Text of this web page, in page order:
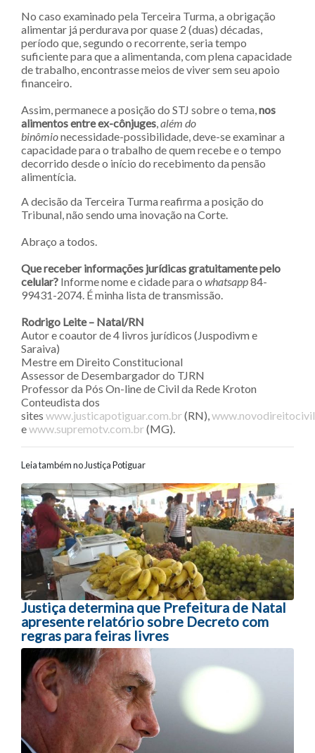
No caso examinado pela Terceira Turma, a obrigação
alimentar já perdurava por quase 2 (duas) décadas,
período que, segundo o recorrente, seria tempo
suficiente para que a alimentanda, com plena capacidade
de trabalho, encontrasse meios de viver sem seu apoio
financeiro.
Assim, permanece a posição do STJ sobre o tema, nos
alimentos entre ex-cônjuges além do
binômionecessidade-possibilidade, deve-se examinar a
capacidade para o trabalho de quem recebe e o tempo
decorrido desde o início do recebimento da pensão
alimentícia.
A decisão da Terceira Turma reafirma a posição do
Tribunal, não sendo uma inovação na Corte.
Abraço a todos.
Que receber informações jurídicas gratuitamente pelo
celular? Informe nome e cidade para o whatsapp84-
99431-2074. É minha lista de transmissão.
Rodrigo Leite – Natal/RN
Autor e coautor de 4 livros jurídicos (Juspodivm e
Saraiva)
Mestre em Direito Constitucional
Assessor de Desembargador do TJRN
Professor da Pós On-line de Civil da Rede Kroton
Conteudista dos
sites www.justicapotiguar.com.br(RN),
ewww.supremotv.com.br(MG).
Leia também no Justiça Potiguar
Navegação entre posts
Justiça determina que Prefeitura de Natal
apresente relatório sobre Decreto com
regras para feiras livres